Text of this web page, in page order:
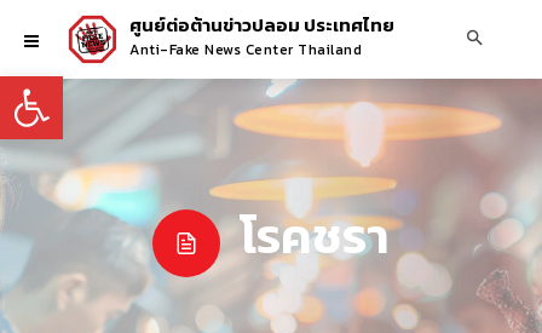
Open toolbar
ศูนย์ต่อต้านข่าวปลอม ประเทศไทย
Anti-Fake News Center Thailand
โรคชรา